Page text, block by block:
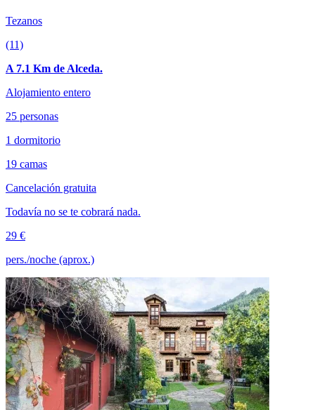
Tezanos
(11)
A 7.1 Km de Alceda.
Alojamiento entero
25 personas
1 dormitorio
19 camas
Cancelación gratuita
Todavía no se te cobrará nada.
29 €
pers./noche (aprox.)